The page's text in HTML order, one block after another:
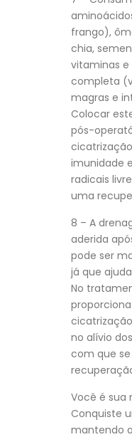
frango),
chia,
vitaminas
completa
magras e
Colocar
pós-
imunidade
radicais
uma
8 – A
aderida
pode ser
já que
No
no alívio
com que
Você é sua
Conquiste
mantendo